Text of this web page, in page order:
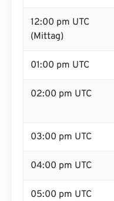
12:00 pm UTC
(Mittag)
01:00 pm UTC
02:00 pm UTC
03:00 pm UTC
04:00 pm UTC
05:00 pm UTC